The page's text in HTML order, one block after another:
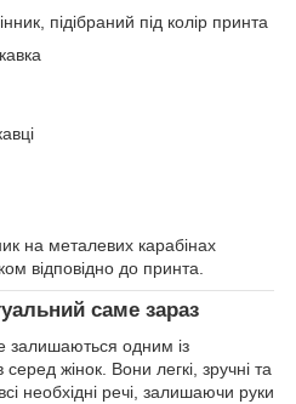
підібраний під колір принта
на металевих карабінах
відповідно до принта.
саме зараз
залишаються одним із
жінок. Вони легкі, зручні та
необхідні речі, залишаючи руки